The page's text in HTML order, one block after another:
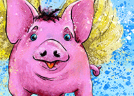
WINES
TIERE
VERSCHIEDENES
LEUCHTTÜRME
DON QUIJOTE
ZWERGE